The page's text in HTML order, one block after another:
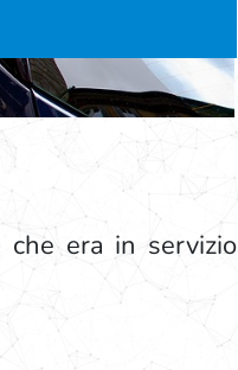
che era in servizio